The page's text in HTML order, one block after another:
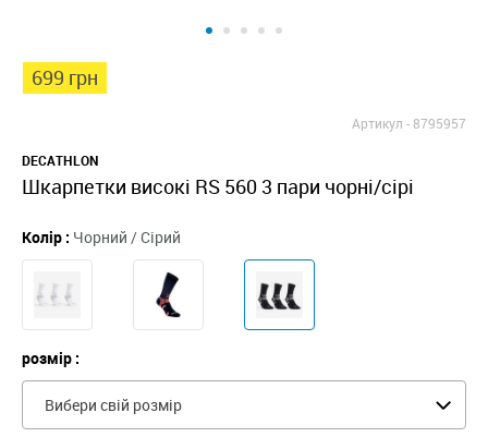
699 грн
Артикул -8795957
DECATHLON
Шкарпетки високі RS 560 3 пари чорні/сірі
Колір : Чорний / Сірий
розмір :
Вибери свій розмір